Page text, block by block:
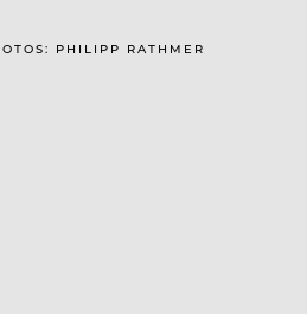
PHILIPP RATHMER